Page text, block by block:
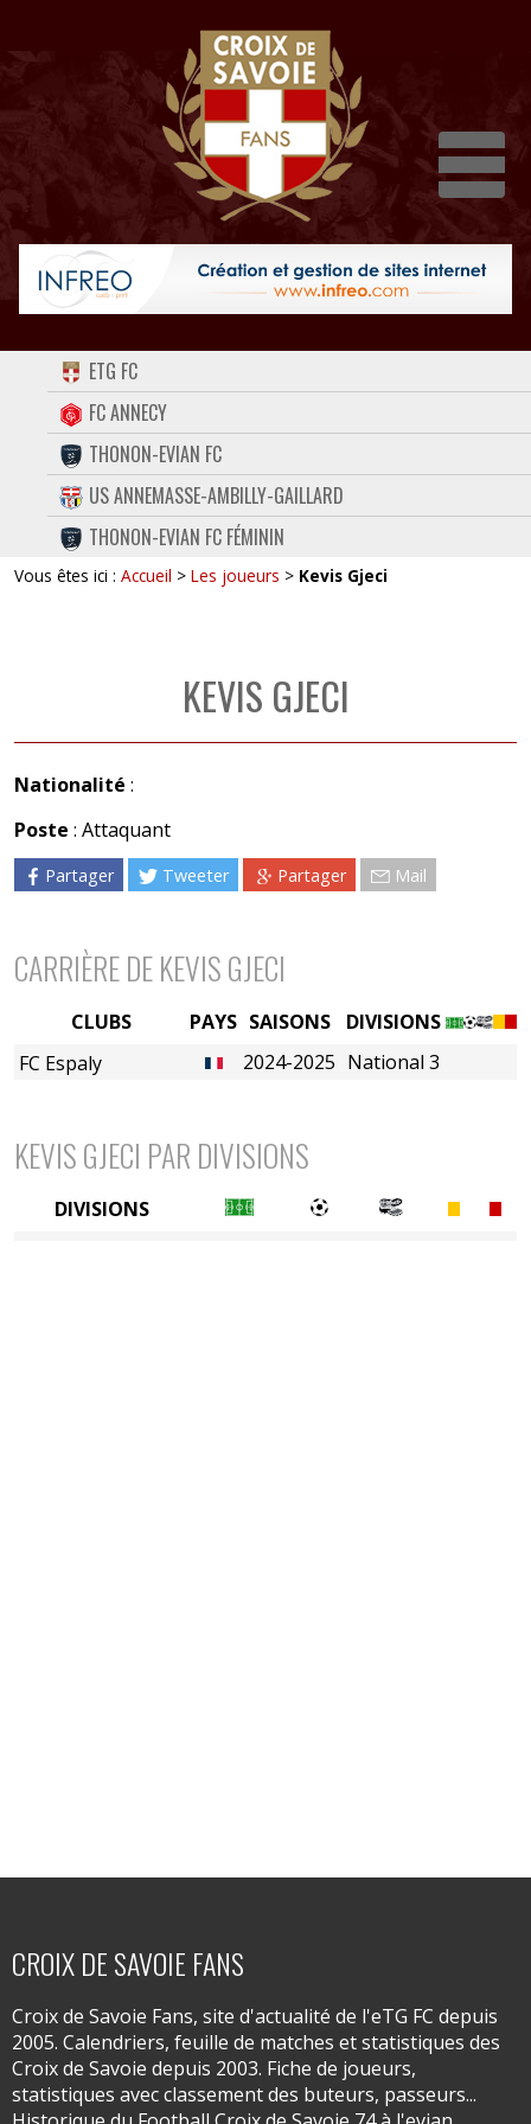
ACCUEIL
FORUM
CONTACT
FACEBOOK
TWITTER
ETG FC
FC ANNECY
THONON-EVIAN FC
US ANNEMASSE-AMBILLY-GAILLARD
THONON-EVIAN FC FÉMININ
Vous êtes ici : Accueil > Les joueurs > Kevis Gjeci
KEVIS GJECI
Nationalité :
Poste : Attaquant
Partager Tweeter Partager Mail
CARRIÈRE DE KEVIS GJECI
PAYS SAISONS
DIVISIONS
2024-2025 National 3
CLUBS
FC Espaly
KEVIS GJECI PAR DIVISIONS
DIVISIONS
CROIX DE SAVOIE FANS
Croix de Savoie Fans, site d'actualité de l'eTG FC depuis
2005. Calendriers, feuille de matches et statistiques des
Croix de Savoie depuis 2003. Fiche de joueurs,
statistiques avec classement des buteurs, passeurs...